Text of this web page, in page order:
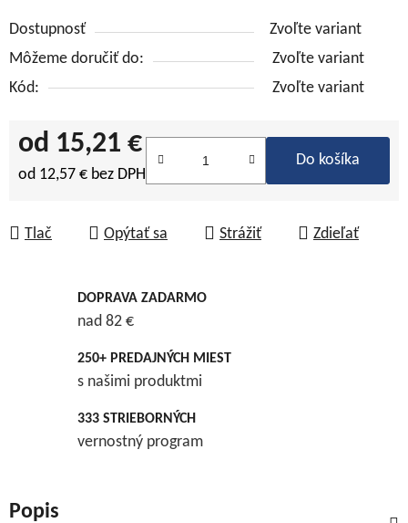
Dostupnosť
Zvoľte variant
Môžeme doručiť do:
Zvoľte variant
Kód:
Zvoľte variant
od 15,21 €
od 12,57 € bez DPH
Do košíka
Tlač Opýtať sa Strážiť Zdieľať
DOPRAVA ZADARMO
nad 82 €
250+ PREDAJNÝCH MIEST
s našimi produktmi
333 STRIEBORNÝCH
vernostný program
Popis